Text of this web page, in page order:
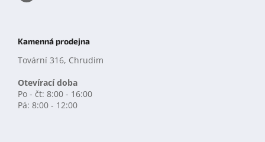
Kamenná prodejna
Tovární 316, Chrudim
Otevírací doba
Po - čt: 8:00 - 16:00
Pá: 8:00 - 12:00